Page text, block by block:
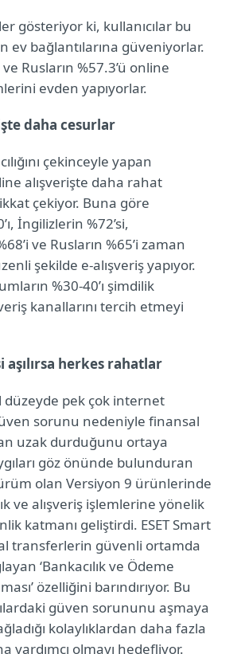
gösteriyor ki, kullanıcılar bu
ev bağlantılarına güveniyorlar.
ve Rusların %57.3’ü online
evden yapıyorlar.
daha cesurlar
çekinceyle yapan
alışverişte daha rahat
çekiyor. Buna göre
İngilizlerin %72’si,
ve Rusların %65’i zaman
şekilde e-alışveriş yapıyor.
%30-40’ı şimdilik
kanallarını tercih etmeyi
aşılırsa herkes rahatlar
düzeyde pek çok internet
sorunu nedeniyle finansal
uzak durduğunu ortaya
göz önünde bulunduran
olan Versiyon 9 ürünlerinde
ve alışveriş işlemlerine yönelik
katmanı geliştirdi. ESET Smart
transferlerin güvenli ortamda
‘Bankacılık ve Ödeme
özelliğini barındırıyor. Bu
güven sorununu aşmaya
kolaylıklardan daha fazla
yardımcı olmayı hedefliyor.